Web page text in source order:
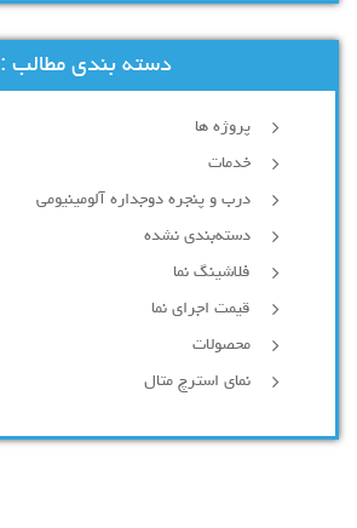
دسته بندی مطالب :
پروژه ها
خدمات
درب و پنجره دوجداره آلومینیومی
دسته‌بندی نشده
فلاشینگ نما
قیمت اجرای نما
محصولات
نمای استرچ متال